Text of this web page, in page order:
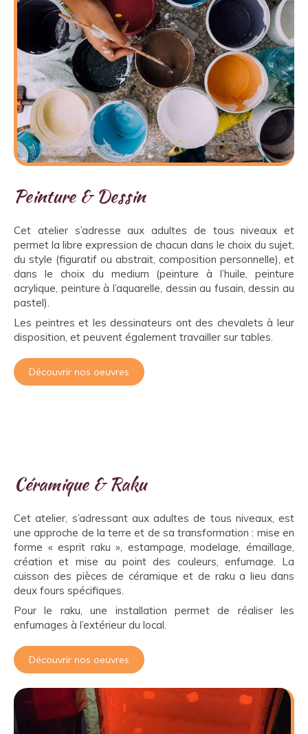
Peinture & Dessin
Cet atelier s’adresse aux adultes de tous niveaux et
permet la libre expression de chacun dans le choix du sujet,
du style (figuratif ou abstrait, composition personnelle), et
dans le choix du medium (peinture à l’huile, peinture
acrylique, peinture à l’aquarelle, dessin au fusain, dessin au
pastel).
Les peintres et les dessinateurs ont des chevalets à leur
disposition, et peuvent également travailler sur tables.
Découvrir nos oeuvres
Céramique & Raku
Cet atelier, s’adressant aux adultes de tous niveaux, est
une approche de la terre et de sa transformation : mise en
forme « esprit raku », estampage, modelage, émaillage,
création et mise au point des couleurs, enfumage. La
cuisson des pièces de céramique et de raku a lieu dans
deux fours spécifiques.
Pour le raku, une installation permet de réaliser les
enfumages à l’extérieur du local.
Découvrir nos oeuvres